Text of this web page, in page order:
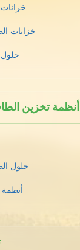
خزانات
أنظمة تخزين
حلول